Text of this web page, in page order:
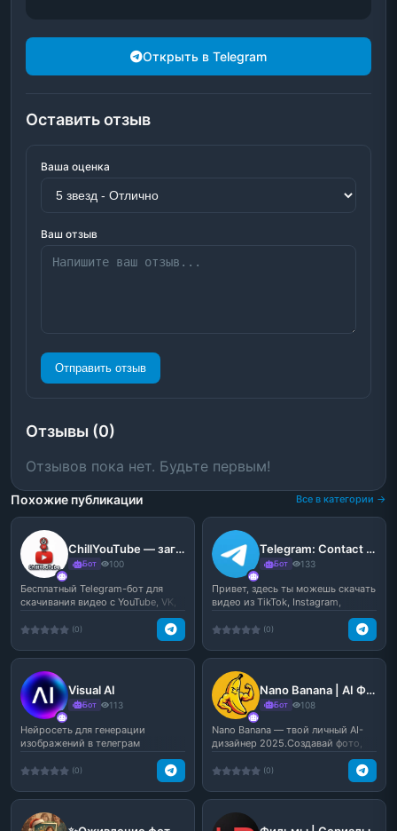
Открыть в Telegram
Оставить отзыв
Ваша оценка
Ваш отзыв
Отправить отзыв
Отзывы (0)
Отзывов пока нет. Будьте первым!
Похожие публикации Все в категории →
ChillYouTube — загрузчик видео
Бот 100
Бесплатный Telegram-бот для
скачивания видео с YouTube, VK,
(0)
Telegram: Contact @ninjasave_bot
Бот 133
Привет, здесь ты можешь скачать
видео из TikTok, Instagram,
(0)
Visual AI
Бот 113
Нейросеть для генерации
изображений в телеграм
(0)
Nano Banana | AI Фото, Видео, Оживление
Бот 108
Nano Banana — твой личный AI-
дизайнер 2025.Создавай фото,
(0)